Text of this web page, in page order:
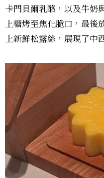
卡門貝爾乳酪，以及牛奶
上糖烤至焦化脆口，最後
上新鮮松露絲，展現了中